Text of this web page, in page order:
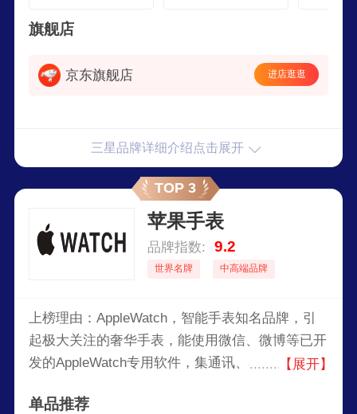
旗舰店
京东旗舰店 进店逛逛
三星品牌详细介绍点击展开
TOP 3
苹果手表
品牌指数: 9.2
世界名牌 中高端品牌
上榜理由：AppleWatch，智能手表知名品牌，引
起极大关注的奢华手表，能使用微信、微博等已开
发的AppleWatch专用软件，集通讯、导航、天气
追踪设备。
【展开】
单品推荐